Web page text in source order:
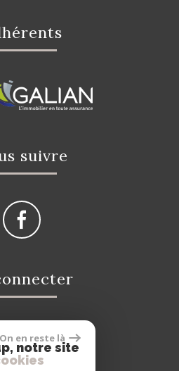
suivre
propriétaire
On en reste là
notre site